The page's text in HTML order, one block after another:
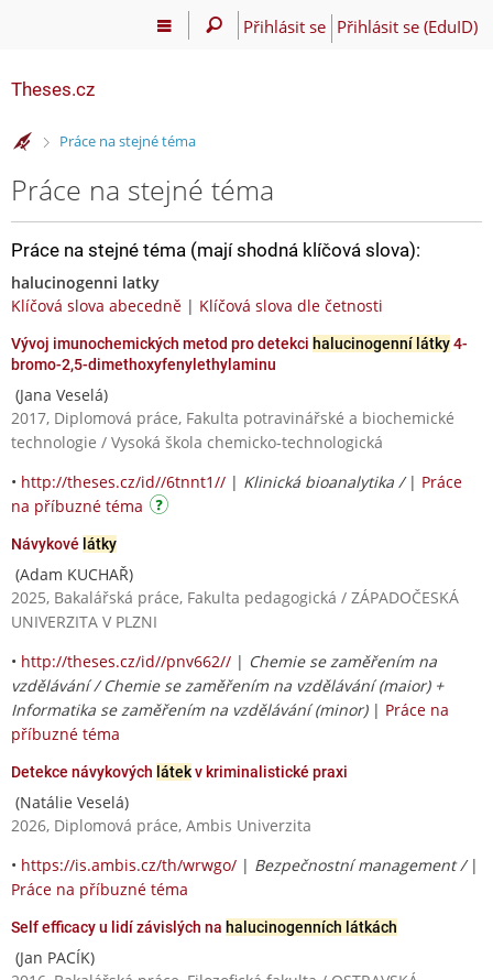
Přihlásit se Přihlásit se (EduID)
Theses.cz
>Práce na stejné téma
Práce na stejné téma
Práce na stejné téma (mají shodná klíčová slova):
halucinogenni latky
Klíčová slova abecedně | Klíčová slova dle četnosti
Vývoj imunochemických metod pro detekci halucinogenní látky4-
bromo-2,5-dimethoxyfenylethylaminu
(Jana Veselá)
2017, Diplomová práce, Fakulta potravinářské a biochemické
technologie / Vysoká škola chemicko-technologická
• http://theses.cz/id//6tnnt1// | Klinická bioanalytika / | Práce
na příbuzné téma
Návykové látky
(Adam KUCHAŘ)
2025, Bakalářská práce, Fakulta pedagogická / ZÁPADOČESKÁ
UNIVERZITA V PLZNI
• http://theses.cz/id//pnv662// | Chemie se zaměřením na
vzdělávání / Chemie se zaměřením na vzdělávání (maior) +
Informatika se zaměřením na vzdělávání (minor)| Práce na
příbuzné téma
Detekce návykových látekv kriminalistické praxi
(Natálie Veselá)
2026, Diplomová práce, Ambis Univerzita
• https://is.ambis.cz/th/wrwgo/ | Bezpečnostní management / |
Práce na příbuzné téma
Self efficacy u lidí závislých na halucinogenních látkách
(Jan PACÍK)